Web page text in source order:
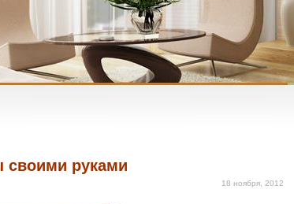
своими руками
18 ноября, 2012